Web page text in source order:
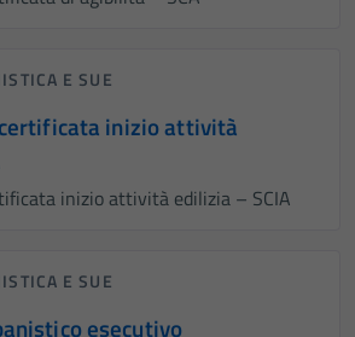
E SUE
inizio attività
inizio attività edilizia – SCIA
E SUE
esecutivo
Tecnici
funzionamento